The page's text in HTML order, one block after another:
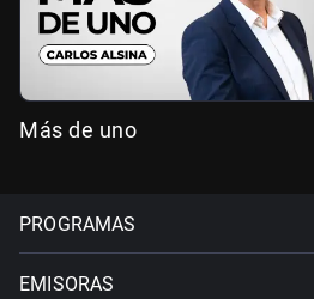
Más de uno
PROGRAMAS
EMISORAS